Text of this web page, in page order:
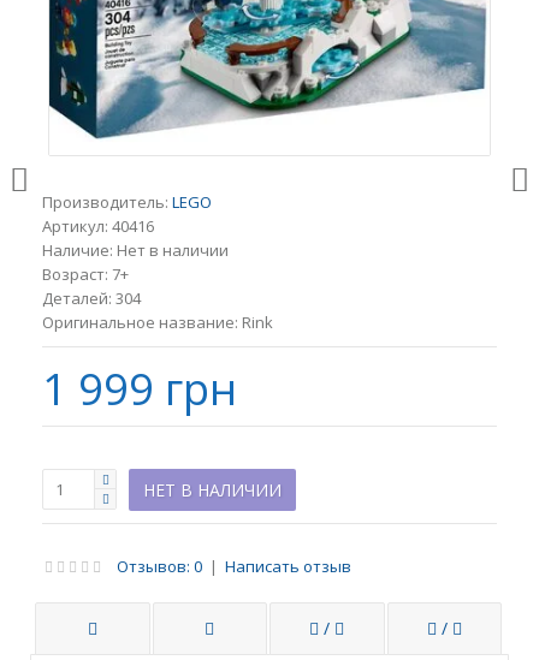
Производитель: LEGO
Артикул: 40416
Наличие: Нет в наличии
Возраст: 7+
Деталей: 304
Оригинальное название: Rink
1 999 грн
НЕТ В НАЛИЧИИ
Отзывов: 0 | Написать отзыв
/ /